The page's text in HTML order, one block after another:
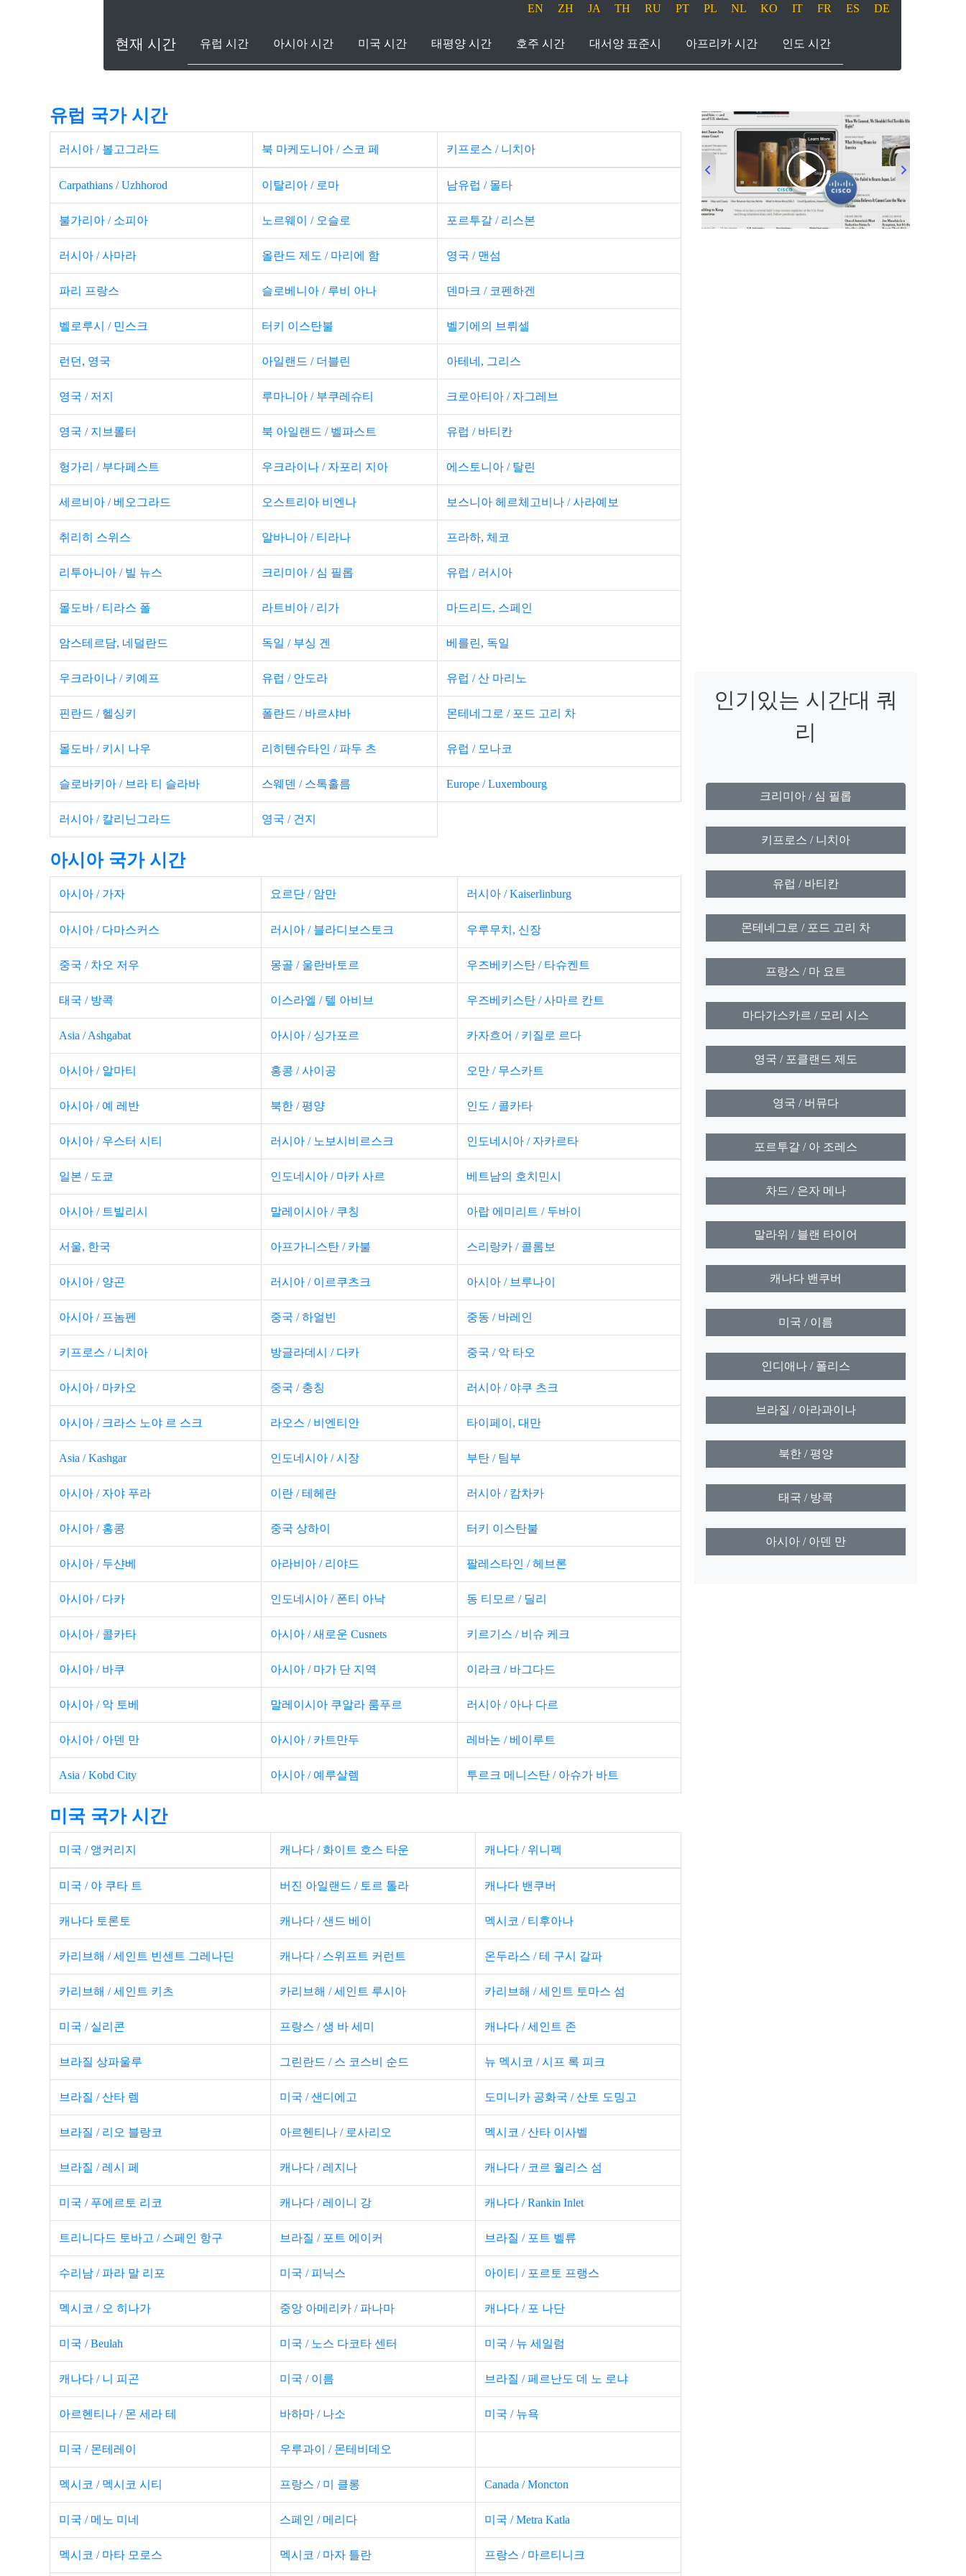
EN ZH JA TH RU PT PL NL KO IT FR ES DE
현재 시간 유럽 ​​시간 아시아 시간 미국 시간 태평양 시간 호주 시간 대서양 표준시 아프리카 시간 인도 시간
유럽 ​​국가 시간
러시아 / 볼고그라드 북 마케도니아 / 스코 페 키프로스 / 니치아
Carpathians / Uzhhorod 이탈리아 / 로마 남유럽 / 몰타
불가리아 / 소피아 노르웨이 / 오슬로 포르투갈 / 리스본
러시아 / 사마라 올란드 제도 / 마리에 함 영국 / 맨섬
파리 프랑스 슬로베니아 / 루비 아나 덴마크 / 코펜하겐
벨로루시 / 민스크 터키 이스탄불 벨기에의 브뤼셀
런던, 영국 아일랜드 / 더블린 아테네, 그리스
영국 / 저지 루마니아 / 부쿠레슈티 크로아티아 / 자그레브
영국 / 지브롤터 북 아일랜드 / 벨파스트 유럽 ​​/ 바티칸
헝가리 / 부다페스트 우크라이나 / 자포리 지아 에스토니아 / 탈린
세르비아 / 베오그라드 오스트리아 비엔나 보스니아 헤르체고비나 / 사라예보
취리히 스위스 알바니아 / 티라나 프라하, 체코
리투아니아 / 빌 뉴스 크리미아 / 심 필롭 유럽 ​​/ 러시아
몰도바 / 티라스 폴 라트비아 / 리가 마드리드, 스페인
암스테르담, 네덜란드 독일 / 부싱 겐 베를린, 독일
우크라이나 / 키예프 유럽 ​​/ 안도라 유럽 ​​/ 산 마리노
핀란드 / 헬싱키 폴란드 / 바르샤바 몬테네그로 / 포드 고리 차
몰도바 / 키시 나우 리히텐슈타인 / 파두 츠 유럽 ​​/ 모나코
슬로바키아 / 브라 티 슬라바 스웨덴 / 스톡홀름 Europe / Luxembourg
러시아 / 칼리닌그라드 영국 / 건지
아시아 국가 시간
아시아 / 가자 요르단 / 암만 러시아 / Kaiserlinburg
아시아 / 다마스커스 러시아 / 블라디보스토크 우루무치, 신장
중국 / 차오 저우 몽골 / 울란바토르 우즈베키스탄 / 타슈켄트
태국 / 방콕 이스라엘 / 텔 아비브 우즈베키스탄 / 사마르 칸트
Asia / Ashgabat 아시아 / 싱가포르 카자흐어 / 키질로 르다
아시아 / 알마티 홍콩 / 사이공 오만 / 무스카트
아시아 / 예 레반 북한 / 평양 인도 / 콜카타
아시아 / 우스터 시티 러시아 / 노보시비르스크 인도네시아 / 자카르타
일본 / 도쿄 인도네시아 / 마카 사르 베트남의 호치민시
아시아 / 트빌리시 말레이시아 / 쿠칭 아랍 에미리트 / 두바이
서울, 한국 아프가니스탄 / 카불 스리랑카 / 콜롬보
아시아 / 양곤 러시아 / 이르쿠츠크 아시아 / 브루나이
아시아 / 프놈펜 중국 / 하얼빈 중동 / 바레인
키프로스 / 니치아 방글라데시 / 다카 중국 / 악 타오
아시아 / 마카오 중국 / 충칭 러시아 / 야쿠 츠크
아시아 / 크라스 노야 르 스크 라오스 / 비엔티안 타이페이, 대만
Asia / Kashgar 인도네시아 / 시장 부탄 / 팀부
아시아 / 자야 푸라 이란 / 테헤란 러시아 / 캄차카
아시아 / 홍콩 중국 상하이 터키 이스탄불
아시아 / 두샨베 아라비아 / 리야드 팔레스타인 / 헤브론
아시아 / 다카 인도네시아 / 폰티 아낙 동 티모르 / 딜리
아시아 / 콜카타 아시아 / 새로운 Cusnets 키르기스 / 비슈 케크
아시아 / 바쿠 아시아 / 마가 단 지역 이라크 / 바그다드
아시아 / 악 토베 말레이시아 쿠알라 룸푸르 러시아 / 아나 다르
아시아 / 아덴 만 아시아 / 카트만두 레바논 / 베이루트
Asia / Kobd City 아시아 / 예루살렘 투르크 메니스탄 / 아슈가 바트
미국 국가 시간
미국 / 앵커리지 캐나다 / 화이트 호스 타운 캐나다 / 위니펙
미국 / 야 쿠타 트 버진 아일랜드 / 토르 톨라 캐나다 밴쿠버
캐나다 토론토 캐나다 / 샌드 베이 멕시코 / 티후아나
카리브해 / 세인트 빈센트 그레나딘 캐나다 / 스위프트 커런트 온두라스 / 테 구시 갈파
카리브해 / 세인트 키츠 카리브해 / 세인트 루시아 카리브해 / 세인트 토마스 섬
미국 / 실리콘 프랑스 / 생 바 세미 캐나다 / 세인트 존
브라질 상파울루 그린란드 / 스 코스비 순드 뉴 멕시코 / 시프 록 피크
브라질 / 산타 렘 미국 / 샌디에고 도미니카 공화국 / 산토 도밍고
브라질 / 리오 블랑코 아르헨티나 / 로사리오 멕시코 / 산타 이사벨
브라질 / 레시 페 캐나다 / 레지나 캐나다 / 코르 월리스 섬
미국 / 푸에르토 리코 캐나다 / 레이니 강 캐나다 / Rankin Inlet
트리니다드 토바고 / 스페인 항구 브라질 / 포트 에이커 브라질 / 포트 벨류
수리남 / 파라 말 리포 미국 / 피닉스 아이티 / 포르토 프랭스
멕시코 / 오 히나가 중앙 아메리카 / 파나마 캐나다 / 포 나단
미국 / Beulah 미국 / 노스 다코타 센터 미국 / 뉴 세일럼
캐나다 / 니 피곤 미국 / 이름 브라질 / 페르난도 데 노 로냐
아르헨티나 / 몬 세라 테 바하마 / 나소 미국 / 뉴욕
미국 / 몬테레이 우루과이 / 몬테비데오
멕시코 / 멕시코 시티 프랑스 / 미 클롱 Canada / Moncton
미국 / 메노 미네 스페인 / 메리다 미국 / Metra Katla
멕시코 / 마타 모로스 멕시코 / 마자 틀란 프랑스 / 마르티니크
00:00/00:33
인기있는 시간대 쿼
리
크리미아 / 심 필롭
키프로스 / 니치아
유럽 ​​/ 바티칸
몬테네그로 / 포드 고리 차
프랑스 / 마 요트
마다가스카르 / 모리 시스
영국 / 포클랜드 제도
영국 / 버뮤다
포르투갈 / 아 조레스
차드 / 은자 메나
말라위 / 블랜 타이어
캐나다 밴쿠버
미국 / 이름
인디애나 / 폴리스
브라질 / 아라과이나
북한 / 평양
태국 / 방콕
아시아 / 아덴 만